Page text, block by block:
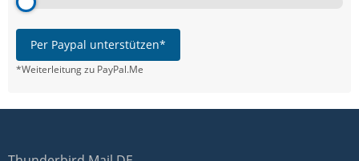
Per Paypal unterstützen*
*Weiterleitung zu PayPal.Me